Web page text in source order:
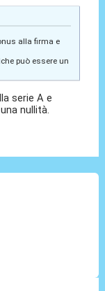
alla firma e
può essere un
serie A e
nullità.